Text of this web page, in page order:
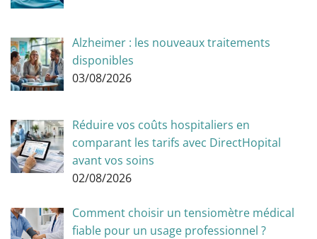
Alzheimer : les nouveaux traitements
disponibles
03/08/2026
Réduire vos coûts hospitaliers en
comparant les tarifs avec DirectHopital
avant vos soins
02/08/2026
Comment choisir un tensiomètre médical
fiable pour un usage professionnel ?